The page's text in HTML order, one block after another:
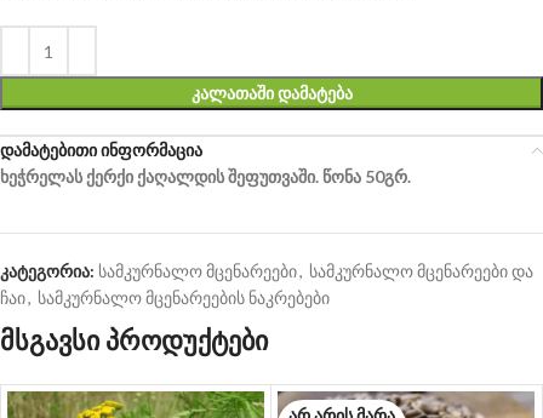
ᲙᲐᲚᲐᲗᲐᲨᲘ ᲓᲐᲛᲐᲢᲔᲑᲐ
დამატებითი ინფორმაცია
ხეჭრელას ქერქი ქაღალდის შეფუთვაში. წონა 50გრ.
კატეგორია: სამკურნალო მცენარეები, სამკურნალო მცენარეები და
ჩაი, სამკურნალო მცენარეების ნაკრებები
მსგავსი პროდუქტები